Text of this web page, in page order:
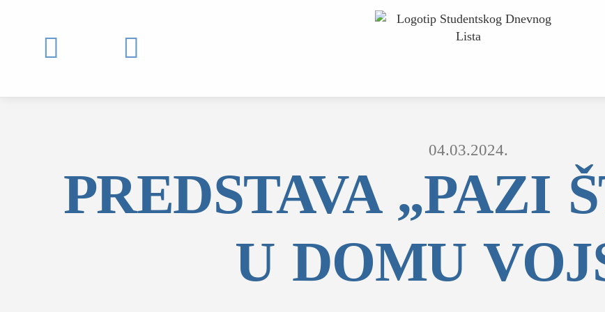
 
MOJ SDL
prijava
04.03.2024.
PREDSTAVA „PAZI
U DOMU